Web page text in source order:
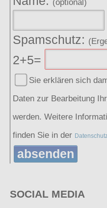
Spamschutz:
2+5=
Sie erklären sich
Daten zur Bearbeitung
werden. Weitere
finden Sie in der
absenden
SOCIAL MEDIA